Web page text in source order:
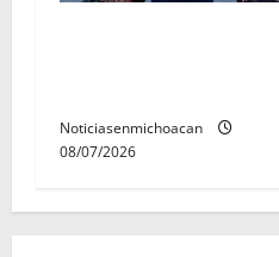
Noticiasenmichoacan
08/07/2026